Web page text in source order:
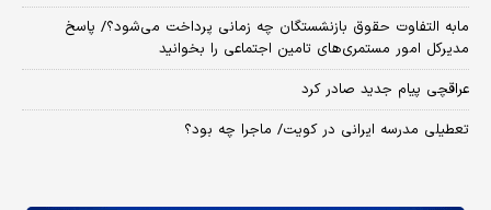
مابه التفاوت حقوق بازنشستگان چه زمانی پرداخت می‌شود؟/ پاسخ
مدیرکل امور مستمری‌های تامین اجتماعی را بخوانید
عراقچی پیام جدید صادر کرد
تعطیلی مدرسه ایرانی در کویت/ ماجرا چه بود؟